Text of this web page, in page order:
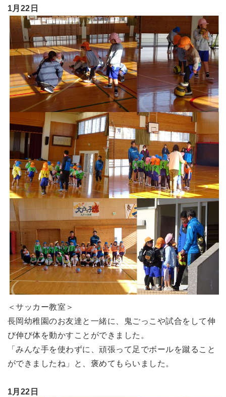
1月22日
＜サッカー教室＞
長岡幼稚園のお友達と一緒に、鬼ごっこや試合をして伸
び伸び体を動かすことができました。
「みんな手を使わずに、頑張って足でボールを蹴ること
ができましたね」と、褒めてもらいました。
1月22日